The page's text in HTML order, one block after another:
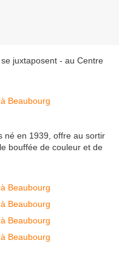
juxtaposent - au Centre
né en 1939, offre au sortir
bouffée de couleur et de